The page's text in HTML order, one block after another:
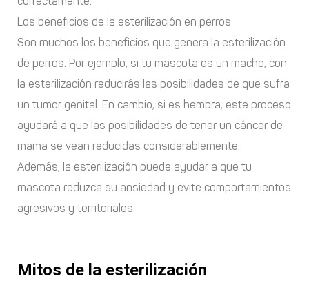
Los beneficios de la esterilización en perros
Son muchos los beneficios que genera la esterilización
de perros. Por ejemplo, si tu mascota es un macho, con
la esterilización reducirás las posibilidades de que sufra
un tumor genital. En cambio, si es hembra, este proceso
ayudará a que las posibilidades de tener un cáncer de
mama se vean reducidas considerablemente.
Además, la esterilización puede ayudar a que tu
mascota reduzca su ansiedad y evite comportamientos
agresivos y territoriales.
Mitos de la esterilización